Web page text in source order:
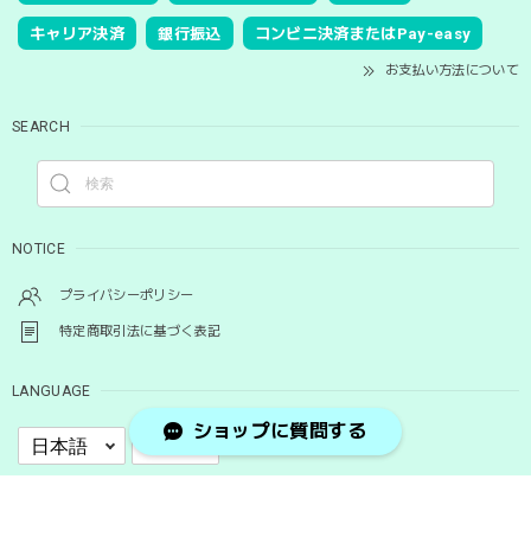
キャリア決済 銀行振込 コンビニ決済またはPay-easy
お支払い方法について
SEARCH
NOTICE
プライバシーポリシー
特定商取引法に基づく表記
LANGUAGE
ショップに質問する